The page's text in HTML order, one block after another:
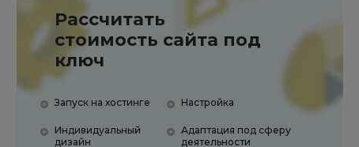
Рассчитать
стоимость сайта под
ключ
Запуск на хостинге
Индивидуальный
дизайн
Настройка
Адаптация под сферу
деятельности